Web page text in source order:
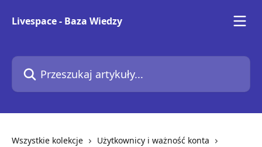
Livespace - Baza Wiedzy
Przeszukaj artykuły...
Wszystkie kolekcje
Użytkownicy i ważność konta